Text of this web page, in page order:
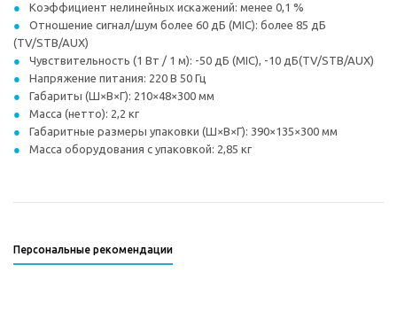
Коэффициент нелинейных искажений: менее 0,1 %
Отношение сигнал/шум более 60 дБ (MIC): более 85 дБ
(TV/STB/AUX)
Чувствительность (1 Вт / 1 м): -50 дБ (MIC), -10 дБ(TV/STB/AUX)
Напряжение питания: 220 В 50 Гц
Габариты (Ш×В×Г): 210×48×300 мм
Масса (нетто): 2,2 кг
Габаритные размеры упаковки (Ш×В×Г): 390×135×300 мм
Масса оборудования с упаковкой: 2,85 кг
Персональные рекомендации